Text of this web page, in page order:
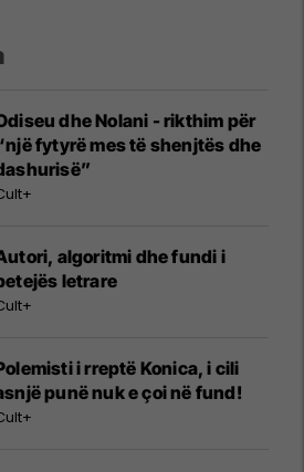
dhe Nolani - rikthim për
fytyrë mes të shenjtës dhe
algoritmi dhe fundi i
letrare
i rreptë Konica, i cili
punë nuk e çoi në fund!